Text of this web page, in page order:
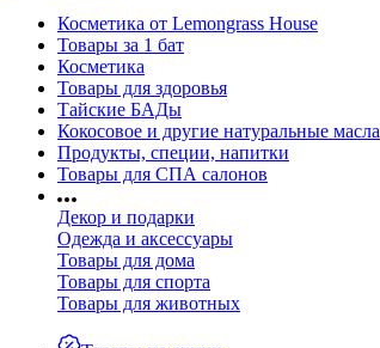
Косметика от Lemongrass House
Товары за 1 бат
Косметика
Товары для здоровья
Тайские БАДы
Кокосовое и другие натуральные масла
Продукты, специи, напитки
Товары для СПА салонов
Декор и подарки
Одежда и аксессуары
Товары для дома
Товары для спорта
Товары для животных